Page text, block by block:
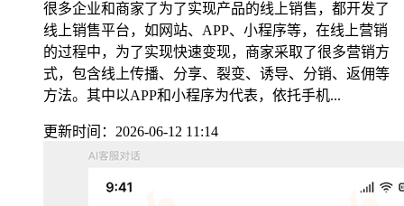
很多企业和商家了为了实现产品的线上销售，都开发了
线上销售平台，如网站、APP、小程序等，在线上营销
的过程中，为了实现快速变现，商家采取了很多营销方
式，包含线上传播、分享、裂变、诱导、分销、返佣等
方法。其中以APP和小程序为代表，依托手机...
更新时间：2026-06-12 11:14